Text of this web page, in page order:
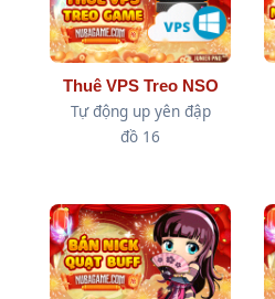
Thuê VPS Treo NSO
Tự động up yên đập
đồ 16